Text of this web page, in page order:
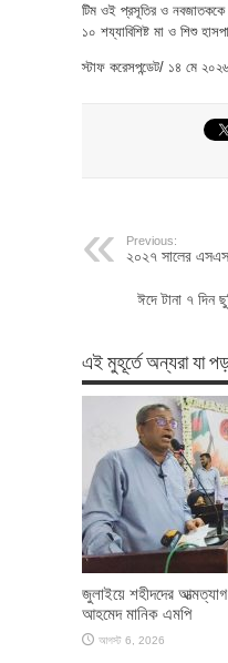
টিম ওই প্রসূতির ও নবজাতককে
১০ শয্যাবিশিষ্ট মা ও শিশু
স্টাফ করেসপন্ডেট/ ১৪ মে ২০২৬
Previous:
২০২৭ সালের
ঈদে টানা ৭ দিন
এই মুহূর্তে অন্যরা যা
জুলাইয়ে শহীদদের
আহমেদ মানিক এমপি
আগস্ট 6, 2026